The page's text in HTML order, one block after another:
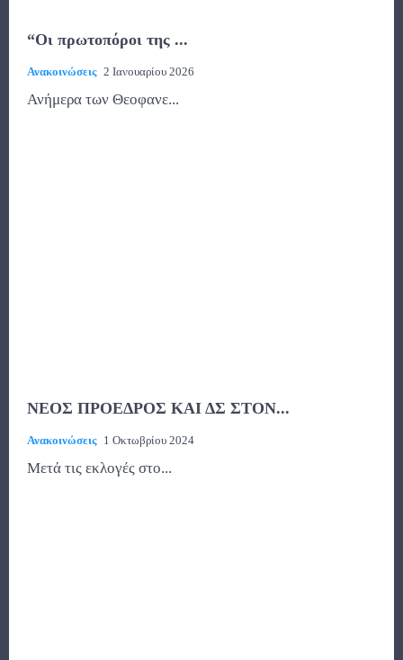
“Οι πρωτοπόροι της ...
Ανακοινώσεις 2 Ιανουαρίου 2026
Ανήμερα των Θεοφανε...
ΝΕΟΣ ΠΡΟΕΔΡΟΣ ΚΑΙ ΔΣ ΣΤΟΝ...
Ανακοινώσεις 1 Οκτωβρίου 2024
Μετά τις εκλογές στο...